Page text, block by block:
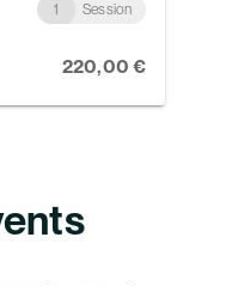
1 Session
220,00 €